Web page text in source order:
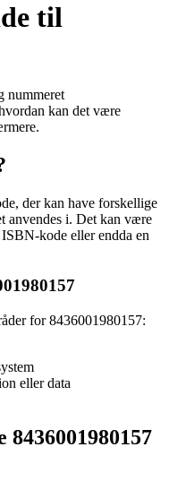
til
nummeret
kan det være
der kan have forskellige
anvendes i. Det kan være
kode eller endda en
for 8436001980157:
eller data